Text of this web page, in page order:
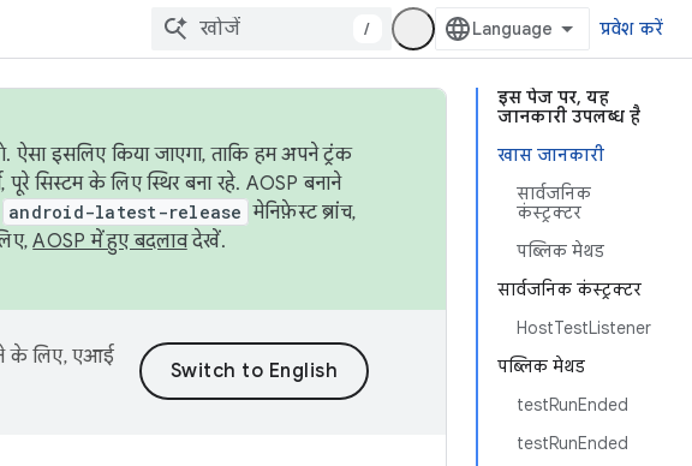
/ प्रवेश करें
इस पेज पर, यह
जानकारी उपलब्ध है
खास जानकारी
सार्वजनिक
कंस्ट्रक्टर
पब्लिक मेथड
सार्वजनिक कंस्ट्रक्टर
HostTestListener
पब्लिक मेथड
testRunEnded
testRunEnded
ऐसा इसलिए किया जाएगा, ताकि हम अपने ट्रंक
के लिए स्थिर बना रहे. AOSP बनाने
android-latest-release मेनिफ़ेस्ट ब्रांच,
AOSP में हुए बदलावदेखें.
के लिए, एआई